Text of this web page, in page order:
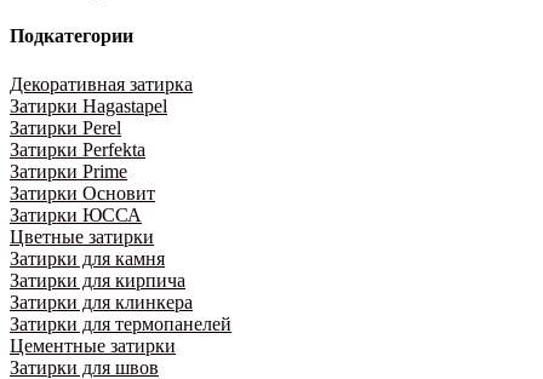
Подкатегории
Декоративная затирка
Затирки Hagastapel
Затирки Perel
Затирки Perfekta
Затирки Prime
Затирки Основит
Затирки ЮССА
Цветные затирки
Затирки для камня
Затирки для кирпича
Затирки для клинкера
Затирки для термопанелей
Цементные затирки
Затирки для швов